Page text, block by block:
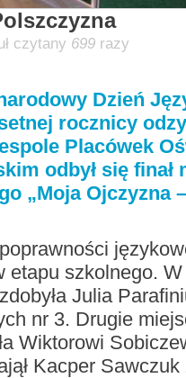
czytany 699 razy
Dzień
rocznicy
Placówek
odbył się finał
„Moja Ojczyzna
etapu szkolnego.
Julia
nr 3. Drugie
Wiktorowi
Kacper